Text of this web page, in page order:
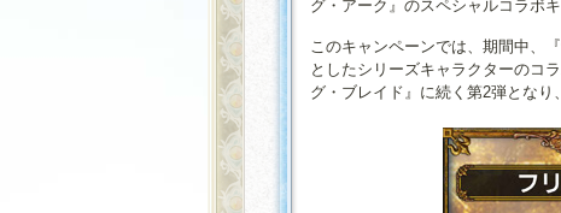
グ・アーク』のスペシャルコラボ
このキャンペーンでは、期間中、
としたシリーズキャラクターのコ
グ・ブレイド』に続く第2弾となり